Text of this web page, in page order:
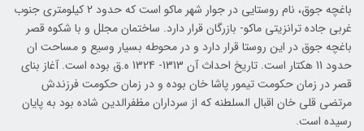
باغچه جوق، نام روستایی در جوار شهر ماکو است که حدود 2 کیلومتری جنوب
غربی جاده ترانزیتی ماکو- بازرگان قرار دارد. ساختمان مجلل و با شکوه قصر
باغچه جوق در این روستا قرار دارد و در محوطه بسیار وسیع و مساحت ان
حدود 11 هکتار است. تاریخ احداث آن 1313- 1324 ه.ق بوده است. آغاز بنای
قصر در زمان حکومت تیمور پاشا خان بوده و در زمان حکومت فرزندش
مرتضی قلی خان اقبال السلطنه که از سرداران مظفرالدین شاده بود به پایان
رسیده است.